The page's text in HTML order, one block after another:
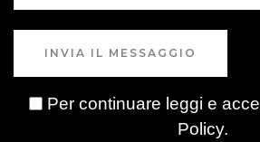
INVIA IL MESSAGGIO
Per continuare leggi e
Policy.